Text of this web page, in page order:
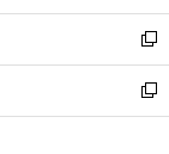
開
く
ウ
で
開
く
ン
ド
ウ
で
開
ウ
ィ
ン
ド
ウ
し
い
ウ
ィ
ン
新
し
い
ウ
新
し